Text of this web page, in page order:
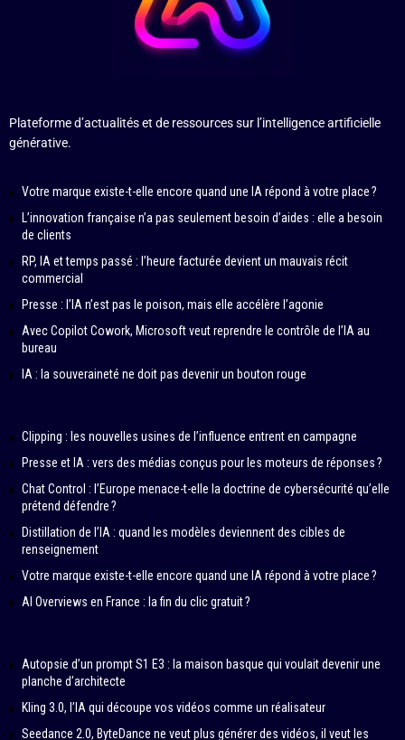
Plateforme d’actualités et de ressources sur l’intelligence artificielle
générative.
Votre marque existe-t-elle encore quand une IA répond à votre place ?
L’innovation française n’a pas seulement besoin d’aides : elle a besoin
de clients
RP, IA et temps passé : l’heure facturée devient un mauvais récit
commercial
Presse : l’IA n’est pas le poison, mais elle accélère l’agonie
Avec Copilot Cowork, Microsoft veut reprendre le contrôle de l’IA au
bureau
IA : la souveraineté ne doit pas devenir un bouton rouge
Clipping : les nouvelles usines de l’influence entrent en campagne
Presse et IA : vers des médias conçus pour les moteurs de réponses ?
Chat Control : l’Europe menace-t-elle la doctrine de cybersécurité qu’elle
prétend défendre ?
Distillation de l’IA : quand les modèles deviennent des cibles de
renseignement
Votre marque existe-t-elle encore quand une IA répond à votre place ?
AI Overviews en France : la fin du clic gratuit ?
Autopsie d’un prompt S1 E3 : la maison basque qui voulait devenir une
planche d’architecte
Kling 3.0, l’IA qui découpe vos vidéos comme un réalisateur
Seedance 2.0, ByteDance ne veut plus générer des vidéos, il veut les